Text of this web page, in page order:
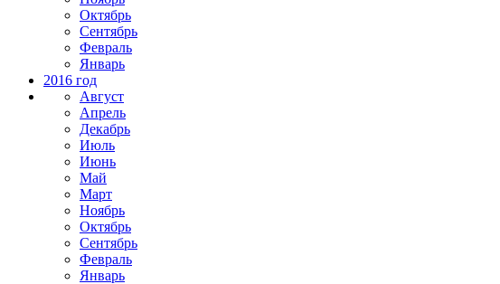
Октябрь
Сентябрь
Февраль
Январь
2016 год
Август
Апрель
Декабрь
Июль
Июнь
Май
Март
Ноябрь
Октябрь
Сентябрь
Февраль
Январь